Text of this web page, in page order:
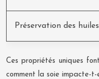
Préservation des
Ces propriétés uniques
comment la soie impacte-